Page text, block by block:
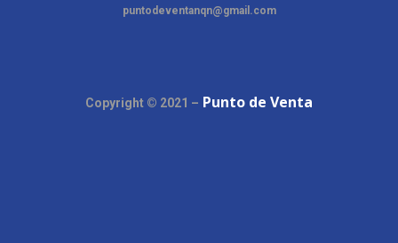
puntodeventanqn@gmail.com
Copyright © 2021 – Punto de Venta